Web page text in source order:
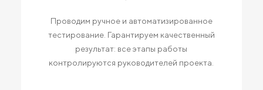
Проводим ручное и автоматизированное
тестирование. Гарантируем качественный
результат: все этапы работы
контролируются руководителей проекта.